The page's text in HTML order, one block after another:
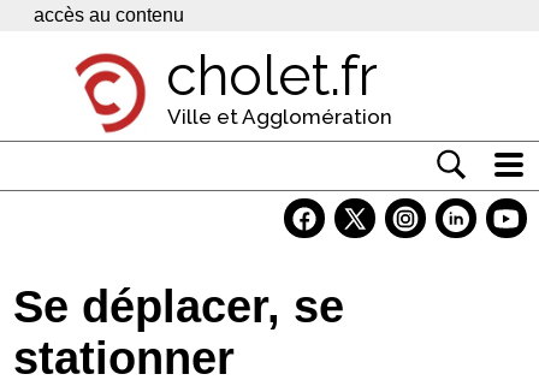
Panneau de gestion des cookies
accès au contenu
cholet.fr
Ville et Agglomération
Economie
Services
Se déplacer, se
stationner